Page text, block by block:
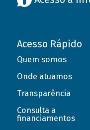
Acesso Rápido
Quem somos
Onde atuamos
Transparência
Consulta a
financiamentos